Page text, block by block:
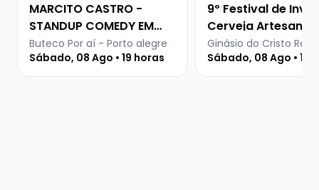
MARCITO CASTRO -
STANDUP COMEDY EM
PORTO ALEGRE
Buteco Por aí - Porto alegre
Sábado, 08 Ago • 19 horas
9º Festival de
Cerveja Artesanal
Ginásio do Cristo Rei -
Sábado, 08 Ago • 15